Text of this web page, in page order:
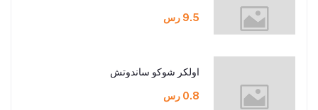
9.5 رس
اولكر شوكو ساندوتش
0.8 رس